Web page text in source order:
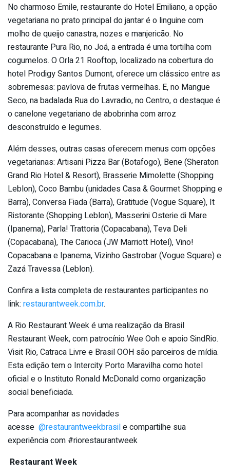
No charmoso Emile, restaurante do Hotel Emiliano, a opção
vegetariana no prato principal do jantar é o linguine com
molho de queijo canastra, nozes e manjericão. No
restaurante Pura Rio, no Joá, a entrada é uma tortilha com
cogumelos. O Orla 21 Rooftop, localizado na cobertura do
hotel Prodigy Santos Dumont, oferece um clássico entre as
sobremesas: pavlova de frutas vermelhas. E, no Mangue
Seco, na badalada Rua do Lavradio, no Centro, o destaque é
o canelone vegetariano de abobrinha com arroz
desconstruído e legumes.
Além desses, outras casas oferecem menus com opções
vegetarianas: Artisani Pizza Bar (Botafogo), Bene (Sheraton
Grand Rio Hotel & Resort), Brasserie Mimolette (Shopping
Leblon), Coco Bambu (unidades Casa & Gourmet Shopping e
Barra), Conversa Fiada (Barra), Gratitude (Vogue Square), It
Ristorante (Shopping Leblon), Masserini Osterie di Mare
(Ipanema), Parla! Trattoria (Copacabana), Teva Deli
(Copacabana), The Carioca (JW Marriott Hotel), Vino!
Copacabana e Ipanema, Vizinho Gastrobar (Vogue Square) e
Zazá Travessa (Leblon).
Confira a lista completa de restaurantes participantes no
link: restaurantweek.com.br.
A Rio Restaurant Week é uma realização da Brasil
Restaurant Week, com patrocínio Wee Ooh e apoio SindRio.
Visit Rio, Catraca Livre e Brasil OOH são parceiros de mídia.
Esta edição tem o Intercity Porto Maravilha como hotel
oficial e o Instituto Ronald McDonald como organização
social beneficiada.
Para acompanhar as novidades
acesse @restaurantweekbrasile compartilhe sua
experiência com #riorestaurantweek
Restaurant Week